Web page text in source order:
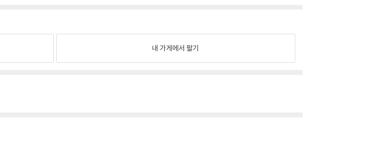
내 가게에서 팔기